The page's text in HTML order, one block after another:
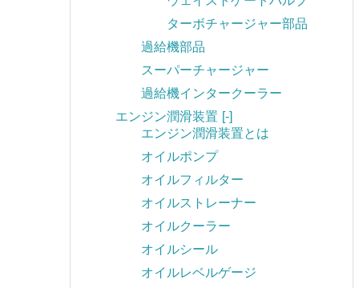
ターボチャージャー部品
過給機部品
スーパーチャージャー
過給機インタークーラー
エンジン潤滑装置 [-]
エンジン潤滑装置とは
オイルポンプ
オイルフィルター
オイルストレーナー
オイルクーラー
オイルシール
オイルレベルゲージ